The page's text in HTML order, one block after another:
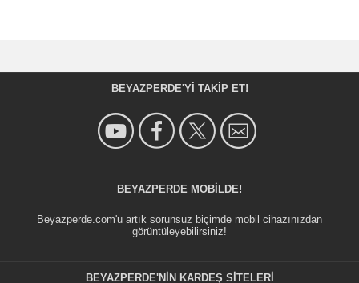
BEYAZPERDE'YI TAKIP ET!
BEYAZPERDE MOBILDE!
Beyazperde.com'u artık sorunsuz biçimde mobil cihazınızdan
görüntüleyebilirsiniz!
BEYAZPERDE'NIN KARDEŞ SİTELERİ